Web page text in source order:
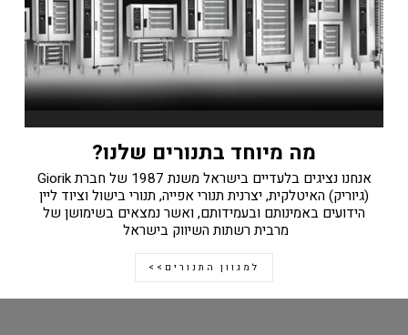
מה מיוחד בתנורים שלנו?
אנחנו נציגים בלעדיים בישראל משנת 1987 של חברת Giorik
(גיוריק) האיטלקית, יצרנית תנורי אפייה, תנורי בישול וציוד ליין
הידועים באמינותם ובעמידותם, ואשר נמצאים בשימושן של
מרבית רשתות השיווק בישראל
למגוון התנורים>>